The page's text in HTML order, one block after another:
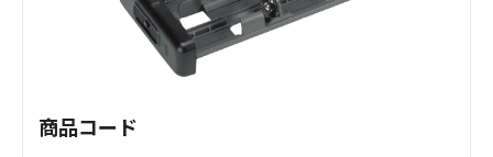
商品コード